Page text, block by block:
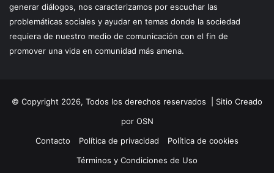
generar diálogos, nos caracterizamos por escuchar las
problemáticas sociales y ayudar en temas donde la sociedad
requiera de nuestro medio de comunicación con el fin de
promover una vida en comunidad más amena.
© Copyright 2026, Todos los derechos reservados | Sitio Creado
por OSN
Contacto
Política de privacidad
Política de cookies
Términos y Condiciones de Uso